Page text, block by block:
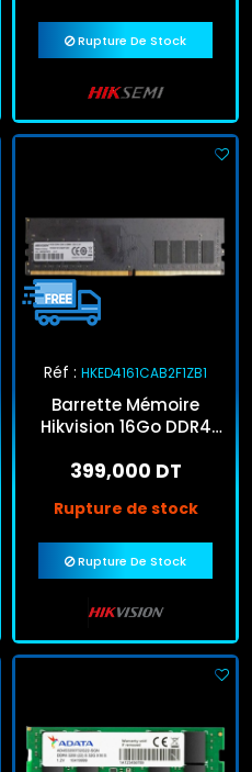
Rupture De Stock
Réf : HKED4161CAB2F1ZB1
Barrette Mémoire
Hikvision 16Go DDR4
399,000 DT
Rupture de stock
Rupture De Stock